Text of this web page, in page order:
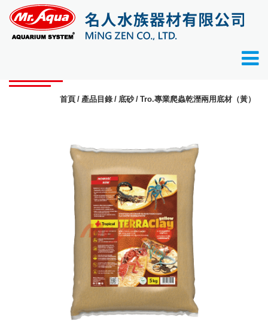
首頁 產品目錄 底砂 Tro.專業爬蟲乾溼兩用底材（黃）